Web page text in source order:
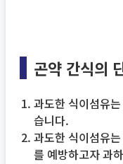
곤약 간식의
과도한 식이섬유
습니다.
과도한 식이섬유
를 예방하고자 과